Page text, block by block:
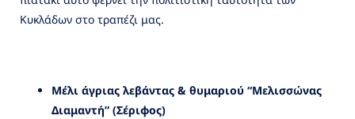
Κυκλάδων στο τραπέζι μας.
Μέλι άγριας λεβάντας & θυμαριού “Μελισσώνας
Διαμαντή” (Σέριφος)